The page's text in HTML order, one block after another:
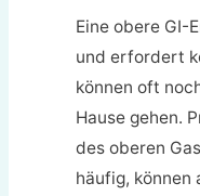
Eine obere GI-
und erfordert
können oft
Hause gehen.
des oberen
häufig, können